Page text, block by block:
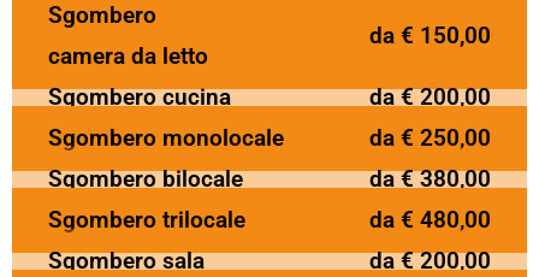
Sgombero
camera da letto
da € 150,00
Sgombero cucina
da € 200,00
Sgombero monolocale
da € 250,00
Sgombero bilocale
da € 380,00
Sgombero trilocale
da € 480,00
Sgombero sala
da € 200,00